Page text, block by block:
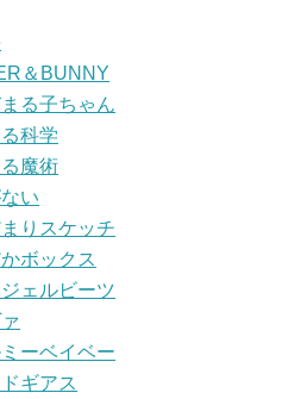
＆BUNNY
る子ちゃん
科学
魔術
い
りスケッチ
ボックス
ェルビーツ
ーベイベー
ギアス